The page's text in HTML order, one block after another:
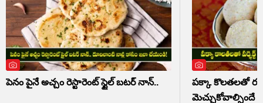
పెనం పైనే అచ్చం రెస్టారెంట్ స్టైల్ బటర్ నాన్..
పక్కా కొలతలతో రవ్వ
మెచ్చుకోవాల్సిందే